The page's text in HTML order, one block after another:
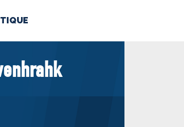
constitutifs
MÉDIAS